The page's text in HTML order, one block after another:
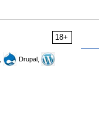
18+
Drupal,